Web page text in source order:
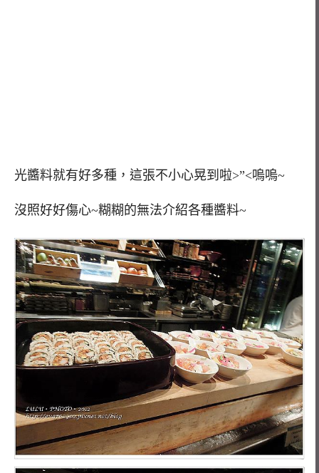
光醬料就有好多種，這張不小心晃到啦>”<嗚嗚~
沒照好好傷心~糊糊的無法介紹各種醬料~